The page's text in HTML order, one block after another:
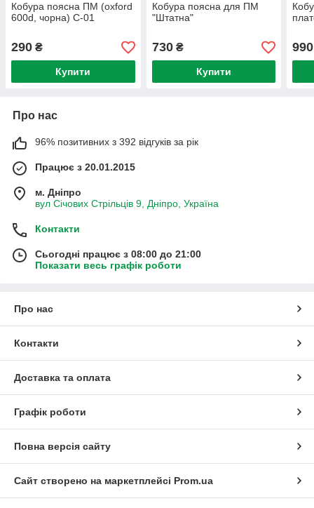
Кобура поясна ПМ (oxford
600d, чорна) C-01
290 ₴
Купити
Кобура поясна для ПМ
"Штатна"
730₴
Купити
990
Про нас
96% позитивних з 392 відгуків за рік
Працює з 20.01.2015
м. Дніпро
вул Січових Стрільців 9, Дніпро, Україна
Контакти
Сьогодні працює з 08:00 до 21:00
Показати весь графік роботи
Про нас
Контакти
Доставка та оплата
Графік роботи
Повна версія сайту
Сайт створено на маркетплейсі Prom.ua